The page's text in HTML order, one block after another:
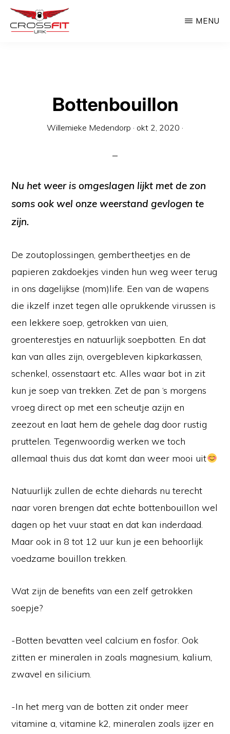
Door
naar
MENU
Bottenbouillon
Willemieke Medendorp · okt 2, 2020 ·
Nu het weer is omgeslagen lijkt met de zon
soms ook wel onze weerstand gevlogen te
zijn.
De zoutoplossingen, gembertheetjes en de
papieren zakdoekjes vinden hun weg weer terug
in ons dagelijkse (mom)life. Een van de wapens
die ikzelf inzet tegen alle oprukkende virussen is
een lekkere soep, getrokken van uien,
groenterestjes en natuurlijk soepbotten. En dat
kan van alles zijn, overgebleven kipkarkassen,
schenkel, ossenstaart etc. Alles waar bot in zit
kun je soep van trekken. Zet de pan ‘s morgens
vroeg direct op met een scheutje azijn en
zeezout en laat hem de gehele dag door rustig
pruttelen. Tegenwoordig werken we toch
allemaal thuis dus dat komt dan weer mooi uit
Natuurlijk zullen de echte diehards nu terecht
naar voren brengen dat echte bottenbouillon wel
dagen op het vuur staat en dat kan inderdaad.
Maar ook in 8 tot 12 uur kun je een behoorlijk
voedzame bouillon trekken.
Wat zijn de benefits van een zelf getrokken
soepje?
-Botten bevatten veel calcium en fosfor. Ook
zitten er mineralen in zoals magnesium, kalium,
zwavel en silicium.
-In het merg van de botten zit onder meer
vitamine a, vitamine k2, mineralen zoals ijzer en